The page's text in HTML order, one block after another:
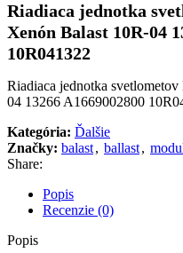
Riadiaca jednotka
Xenón Balast 10R-04
10R041322
Riadiaca jednotka
04 13266 A1669002800
Kategória: Ďalšie
Značky: balast, ballast,
Share:
Popis
Recenzie (0)
Popis